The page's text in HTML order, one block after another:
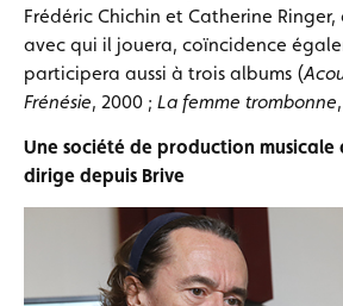
Frédéric Chichin et Catherine
avec qui il jouera, coïncidence
participera aussi à trois albums (
Frénésie, 2000 ; La femme trombonne
Une société de production musicale
dirige depuis Brive